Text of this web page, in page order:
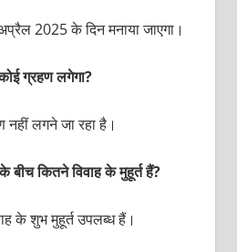
2025 के दिन मनाया जाएगा।
ग्रहण लगेगा?
नहीं लगने जा रहा है।
कितने विवाह के मुहूर्त हैं?
के शुभ मुहूर्त उपलब्ध हैं।